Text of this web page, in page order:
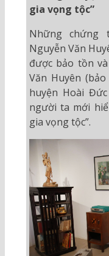
gia vọng tộc”
Những
Nguyễn Văn
được bảo tồn
Văn Huyên
huyện Hoài
người ta mới
gia vọng tộc”.